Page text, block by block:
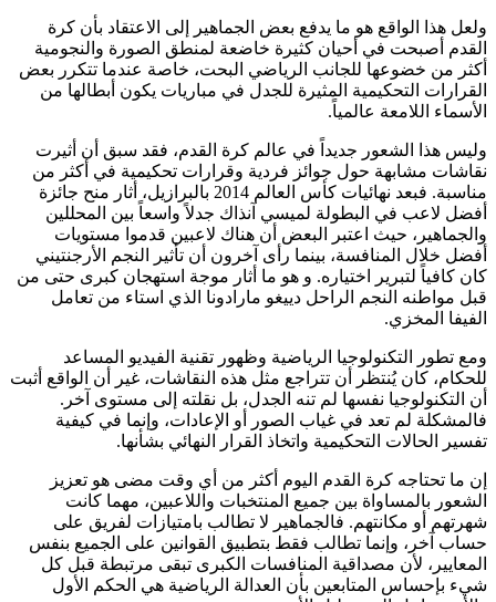
ولعل هذا الواقع هو ما يدفع بعض الجماهير إلى الاعتقاد بأن كرة
القدم أصبحت في أحيان كثيرة خاضعة لمنطق الصورة والنجومية
أكثر من خضوعها للجانب الرياضي البحت، خاصة عندما تتكرر بعض
القرارات التحكيمية المثيرة للجدل في مباريات يكون أبطالها من
الأسماء اللامعة عالمياً.
وليس هذا الشعور جديداً في عالم كرة القدم، فقد سبق أن أثيرت
نقاشات مشابهة حول جوائز فردية وقرارات تحكيمية في أكثر من
مناسبة. فبعد نهائيات كأس العالم 2014 بالبرازيل، أثار منح جائزة
أفضل لاعب في البطولة لميسي آنذاك جدلاً واسعاً بين المحللين
والجماهير، حيث اعتبر البعض أن هناك لاعبين قدموا مستويات
أفضل خلال المنافسة، بينما رأى آخرون أن تأثير النجم الأرجنتيني
كان كافياً لتبرير اختياره. و هو ما أثار موجة استهجان كبرى حتى من
قبل مواطنه النجم الراحل دييغو مارادونا الذي استاء من تعامل
الفيفا المخزي.
ومع تطور التكنولوجيا الرياضية وظهور تقنية الفيديو المساعد
للحكام، كان يُنتظر أن تتراجع مثل هذه النقاشات، غير أن الواقع أثبت
أن التكنولوجيا نفسها لم تنه الجدل، بل نقلته إلى مستوى آخر.
فالمشكلة لم تعد في غياب الصور أو الإعادات، وإنما في كيفية
تفسير الحالات التحكيمية واتخاذ القرار النهائي بشأنها.
إن ما تحتاجه كرة القدم اليوم أكثر من أي وقت مضى هو تعزيز
الشعور بالمساواة بين جميع المنتخبات واللاعبين، مهما كانت
شهرتهم أو مكانتهم. فالجماهير لا تطالب بامتيازات لفريق على
حساب آخر، وإنما تطالب فقط بتطبيق القوانين على الجميع بنفس
المعايير، لأن مصداقية المنافسات الكبرى تبقى مرتبطة قبل كل
شيء بإحساس المتابعين بأن العدالة الرياضية هي الحكم الأول